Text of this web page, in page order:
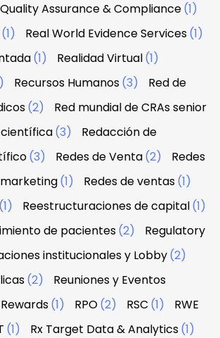
Quality Assurance & Compliance(1)
(1) Real World Evidence Services(1)
(1) Realidad Virtual(1)
Recursos Humanos(3)
Red de
(2)
Red mundial de CRAs senior
(3)
Redacción de
(3) Redes de Venta(2)
Redes
(1) Redes de ventas(1)
(1) Reestructuraciones de capital(1)
de pacientes(2)
Regulatory
institucionales y Lobby(2)
(2)
Reuniones y Eventos
Rewards(1) RPO(2) RSC (1)
RWE
(1) Rx Target Data & Analytics(1)